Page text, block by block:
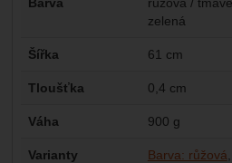
zelená
Šířka 61 cm
Tloušťka 0,4 cm
Váha 900 g
Varianty Barva: růžová